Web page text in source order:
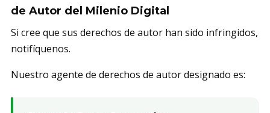
de Autor del Milenio Digital
Si cree que sus derechos de autor han sido infringidos,
notifíquenos.
Nuestro agente de derechos de autor designado es: